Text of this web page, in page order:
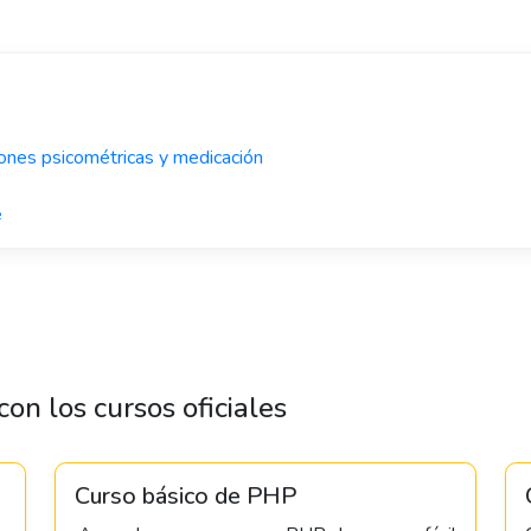
psicométricas y medicación
los cursos oficiales
Curso básico de PHP